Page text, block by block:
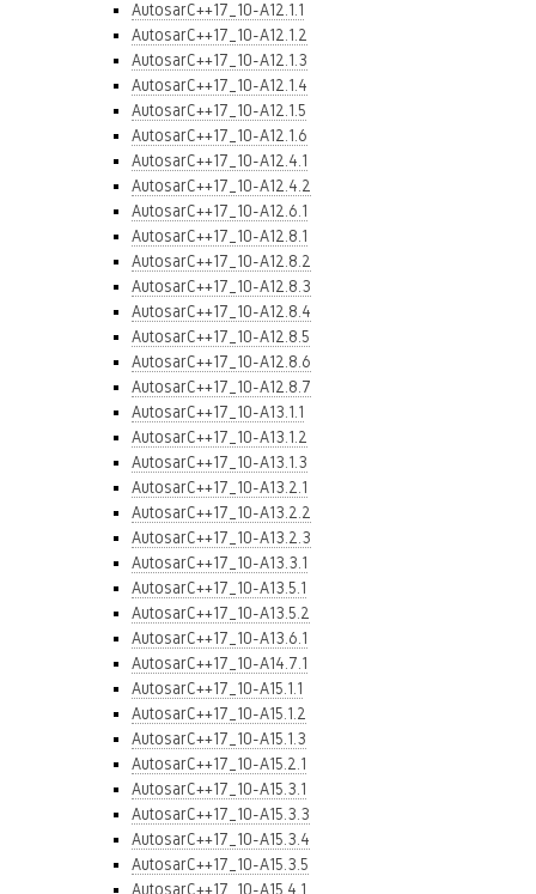
AutosarC++17_10-A12.1.1
AutosarC++17_10-A12.1.2
AutosarC++17_10-A12.1.3
AutosarC++17_10-A12.1.4
AutosarC++17_10-A12.1.5
AutosarC++17_10-A12.1.6
AutosarC++17_10-A12.4.1
AutosarC++17_10-A12.4.2
AutosarC++17_10-A12.6.1
AutosarC++17_10-A12.8.1
AutosarC++17_10-A12.8.2
AutosarC++17_10-A12.8.3
AutosarC++17_10-A12.8.4
AutosarC++17_10-A12.8.5
AutosarC++17_10-A12.8.6
AutosarC++17_10-A12.8.7
AutosarC++17_10-A13.1.1
AutosarC++17_10-A13.1.2
AutosarC++17_10-A13.1.3
AutosarC++17_10-A13.2.1
AutosarC++17_10-A13.2.2
AutosarC++17_10-A13.2.3
AutosarC++17_10-A13.3.1
AutosarC++17_10-A13.5.1
AutosarC++17_10-A13.5.2
AutosarC++17_10-A13.6.1
AutosarC++17_10-A14.7.1
AutosarC++17_10-A15.1.1
AutosarC++17_10-A15.1.2
AutosarC++17_10-A15.1.3
AutosarC++17_10-A15.2.1
AutosarC++17_10-A15.3.1
AutosarC++17_10-A15.3.3
AutosarC++17_10-A15.3.4
AutosarC++17_10-A15.3.5
AutosarC++17_10-A15.4.1